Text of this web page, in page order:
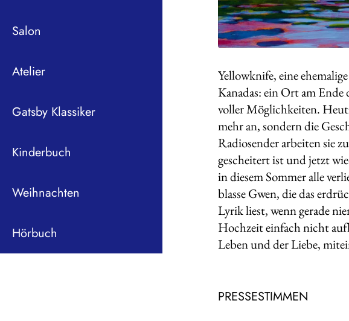
Salon
Atelier
Gatsby Klassiker
Kinderbuch
Weihnachten
Hörbuch
Yellowknife, eine
Kanadas: ein Ort am
voller Möglichkeiten.
mehr an, sondern die
Radiosender arbeiten sie
gescheitert ist und jetzt
in diesem Sommer alle
blasse Gwen, die das
Lyrik liest, wenn gerade
Hochzeit einfach nicht
Leben und der Liebe,
PRESSESTIMMEN